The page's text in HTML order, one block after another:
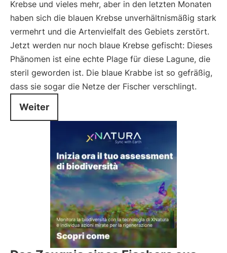
Krebse und vieles mehr, aber in den letzten Monaten
haben sich die blauen Krebse unverhältnismäßig stark
vermehrt und die Artenvielfalt des Gebiets zerstört.
Jetzt werden nur noch blaue Krebse gefischt: Dieses
Phänomen ist eine echte Plage für diese Lagune, die
steril geworden ist. Die blaue Krabbe ist so gefräßig,
dass sie sogar die Netze der Fischer verschlingt.
Weiter